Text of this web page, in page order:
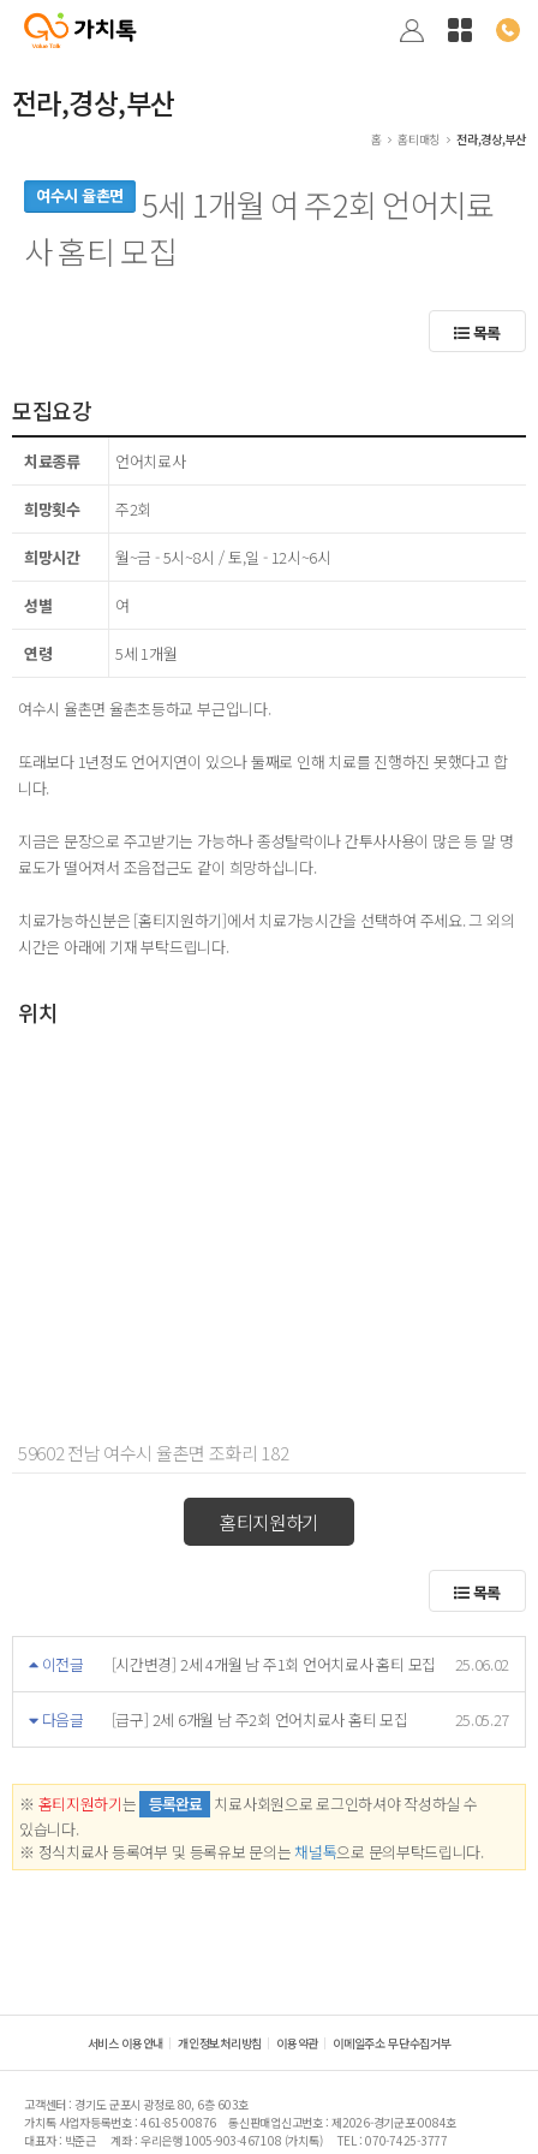
전라,경상,부산
홈 홈티매칭 전라,경상,부산
여수시 율촌면
5세 1개월 여 주2회 언어치료
사 홈티 모집
목록
모집요강
치료종류 언어치료사
희망횟수 주2회
희망시간 월~금 - 5시~8시 / 토,일 - 12시~6시
성별 여
연령 5세 1개월
여수시 율촌면 율촌초등하교 부근입니다.
또래보다 1년정도 언어지연이 있으나 둘째로 인해 치료를 진행하진 못했다고 합
니다.
지금은 문장으로 주고받기는 가능하나 종성탈락이나 간투사사용이 많은 등 말 명
료도가 떨어져서 조음접근도 같이 희망하십니다.
치료가능하신분은 [홈티지원하기]에서 치료가능시간을 선택하여 주세요. 그 외의
시간은 아래에 기재 부탁드립니다.
위치
59602 전남 여수시 율촌면 조화리 182
홈티지원하기
목록
이전글 [시간변경] 2세 4개월 남 주1회 언어치료사 홈티 모집 25.06.02
다음글 [급구] 2세 6개월 남 주2회 언어치료사 홈티 모집 25.05.27
※ 홈티지원하기는 등록완료 치료사회원으로 로그인하셔야 작성하실 수
있습니다.
※ 정식치료사 등록여부 및 등록유보 문의는 채널톡으로 문의부탁드립니다.
서비스 이용안내 개인정보처리방침 이용약관 이메일주소 무단수집거부
고객센터 : 경기도 군포시 광정로 80, 6층 603호
가치톡 사업자등록번호 : 461-85-00876
통신판매업신고번호 : 제2026-경기군포-0084호
대표자 : 박준근
계좌 : 우리은행 1005-903-467108 (가치톡)
TEL : 070-7425-3777